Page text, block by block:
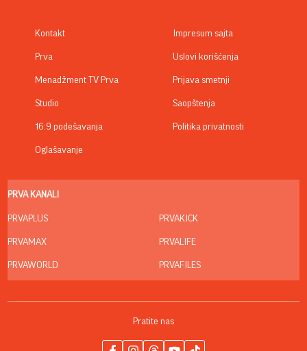
Kontakt
Prva
Menadžment TV Prva
Studio
16:9 podešavanja
Oglašavanje
Impresum sajta
Uslovi korišćenja
Prijava smetnji
Saopštenja
Politika privatnosti
PRVA KANALI
PRVAPLUS
PRVAMAX
PRVAWORLD
PRVAKICK
PRVALIFE
PRVAFILES
Pratite nas